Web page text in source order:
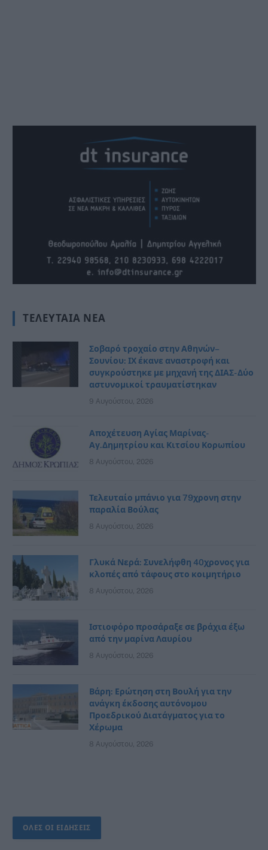
ΤΕΛΕΥΤΑΊΑ ΝΈΑ
Σοβαρό τροχαίο στην Αθηνών–
Σουνίου: ΙΧ έκανε αναστροφή και
συγκρούστηκε με μηχανή της ΔΙΑΣ- Δύο
αστυνομικοί τραυματίστηκαν
9 Αυγούστου, 2026
Αποχέτευση Αγίας Μαρίνας-
Αγ.Δημητρίου και Κιτσίου Κορωπίου
8 Αυγούστου, 2026
Τελευταίο μπάνιο για 79χρονη στην
παραλία Βούλας
8 Αυγούστου, 2026
Γλυκά Νερά: Συνελήφθη 40χρονος για
κλοπές από τάφους στο κοιμητήριο
8 Αυγούστου, 2026
Ιστιοφόρο προσάραξε σε βράχια έξω
από την μαρίνα Λαυρίου
8 Αυγούστου, 2026
Βάρη: Ερώτηση στη Βουλή για την
ανάγκη έκδοσης αυτόνομου
Προεδρικού Διατάγματος για το
Χέρωμα
8 Αυγούστου, 2026
ΟΛΕΣ ΟΙ ΕΙΔΗΣΕΙΣ